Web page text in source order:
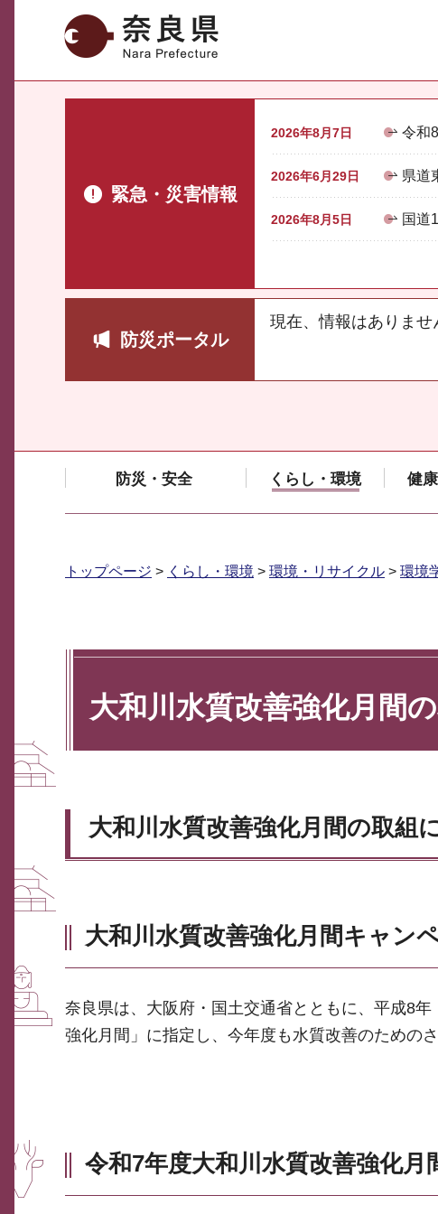
奈良県
緊急・災害情報
2026年8月7日 令和
2026年6月29日 県道
2026年8月5日 国道
防災ポータル
現在、情報はありませ
防災・安全 くらし・環境 健
トップページ > くらし・環境 > 環境・リサイクル > 環境
大和川水質改善強化月間
大和川水質改善強化月間の取組
大和川水質改善強化月間キャン
奈良県は、大阪府・国土交通省とともに、平成8
強化月間」に指定し、今年度も水質改善のための
令和7年度大和川水質改善強化月